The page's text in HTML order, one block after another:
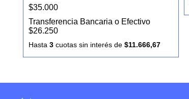
$35.000
Transferencia Bancaria o Efectivo
$26.250
Hasta 3 cuotas sin interés de $11.666,67